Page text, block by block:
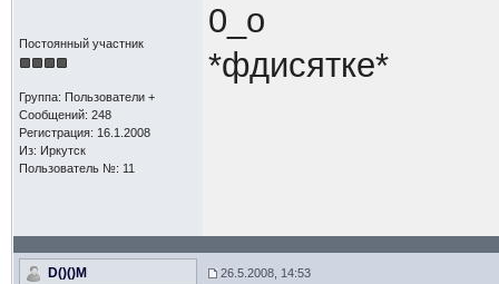
Постоянный участник
Группа: Пользователи +
Сообщений: 248
Регистрация: 16.1.2008
Из: Иркутск
Пользователь №: 11
0_о
*фдисятке*
D()()M 26.5.2008, 14:53